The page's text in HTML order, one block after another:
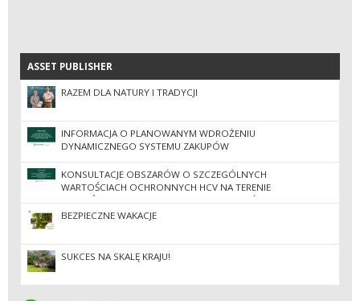
ASSET PUBLISHER
ASSET PUBLISHER
RAZEM DLA NATURY I TRADYCJI
INFORMACJA O PLANOWANYM WDROŻENIU
DYNAMICZNEGO SYSTEMU ZAKUPÓW
KONSULTACJE OBSZARÓW O SZCZEGÓLNYCH
WARTOŚCIACH OCHRONNYCH HCV NA TERENIE
NADLEŚNICTW REGIONALNEJ DYREKCJI LASÓW
PAŃSTWOWYCH W ZIELONEJ GÓRZE
BEZPIECZNE WAKACJE
SUKCES NA SKALĘ KRAJU!